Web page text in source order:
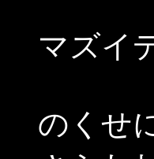
マズイ
のくせ